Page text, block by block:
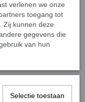
verlenen we onze
toegang tot
Zij kunnen deze
gegevens die
van hun
Selectie toestaan